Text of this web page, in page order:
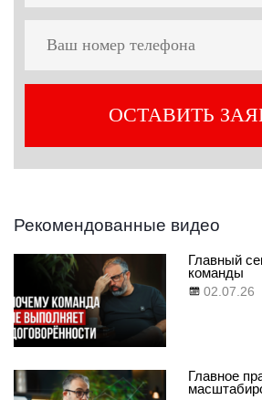
Рекомендованные видео
Главный
команды
02.07.26
Главное